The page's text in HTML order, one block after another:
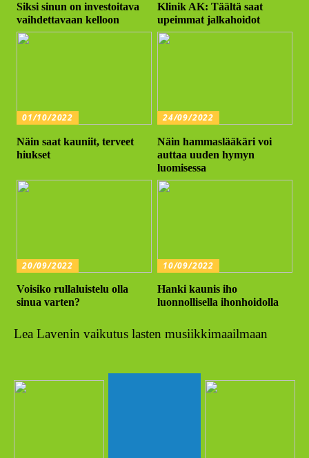
Siksi sinun on investoitava
vaihdettavaan kelloon
Klinik AK: Täältä saat
upeimmat jalkahoidot
01/10/2022
Näin saat kauniit, terveet
hiukset
24/09/2022
Näin hammaslääkäri voi
auttaa uuden hymyn
luomisessa
20/09/2022
Voisiko rullaluistelu olla
sinua varten?
10/09/2022
Hanki kaunis iho
luonnollisella ihonhoidolla
Lea Lavenin vaikutus lasten musiikkimaailmaan